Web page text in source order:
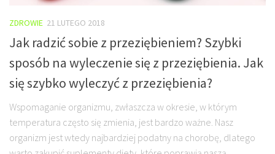
ZDROWIE 21 LUTEGO 2018
Jak radzić sobie z przeziębieniem? Szybki
sposób na wyleczenie się z przeziębienia. Jak
się szybko wyleczyć z przeziębienia?
Wspomaganie organizmu, zwłaszcza w okresie, w którym
temperatura często się zmienia, jest bardzo ważne. Nasz
organizm jest wtedy najbardziej podatny na chorobę, dlatego